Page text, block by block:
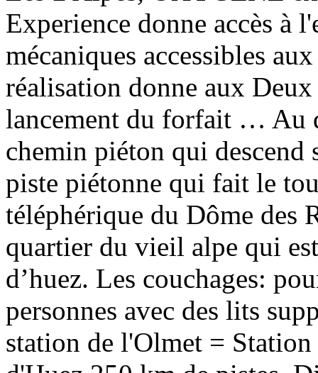
Experience donne accès à
mécaniques accessibles
réalisation donne aux
lancement du forfait … Au
chemin piéton qui
piste piétonne qui fait le
téléphérique du Dôme des
quartier du vieil alpe qui
d’huez. Les couchages:
personnes avec des lits
station de l'Olmet =